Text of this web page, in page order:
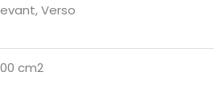
Verso
cm2